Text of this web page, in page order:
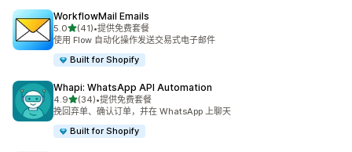
WorkflowMail Emails
5.0星（满分 5 星）
(41)
总共 41 条评论
•提供免费套餐
使用 Flow 自动化操作发送交易式电子邮件
Built for Shopify
Whapi: WhatsApp API Automation
4.9星（满分 5 星）
(34)
总共 34 条评论
•提供免费套餐
挽回弃单、确认订单，并在 WhatsApp 上聊天
Built for Shopify